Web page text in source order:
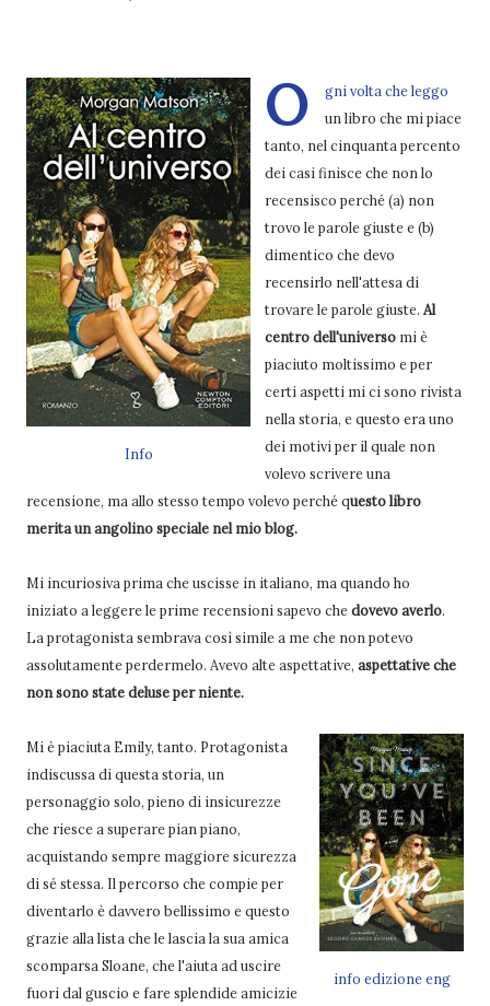
Info
O
gni volta che leggo
un libro che mi piace
tanto, nel cinquanta percento
dei casi finisce che non lo
recensisco perché (a) non
trovo le parole giuste e (b)
dimentico che devo
recensirlo nell'attesa di
trovare le parole giuste. Al
centro dell'universomi è
piaciuto moltissimo e per
certi aspetti mi ci sono rivista
nella storia, e questo era uno
dei motivi per il quale non
volevo scrivere una
recensione, ma allo stesso tempo volevo perché questo libro
merita un angolino speciale nel mio blog.
Mi incuriosiva prima che uscisse in italiano, ma quando ho
iniziato a leggere le prime recensioni sapevo chedovevo averlo.
La protagonista sembrava così simile a me che non potevo
assolutamente perdermelo. Avevo alte aspettative, aspettative che
non sono state deluse per niente.
info edizione eng
Mi è piaciuta Emily, tanto. Protagonista
indiscussa di questa storia, un
personaggio solo, pieno di insicurezze
che riesce a superare pian piano,
acquistando sempre maggiore sicurezza
di sé stessa. Il percorso che compie per
diventarlo è davvero bellissimo e questo
grazie alla lista che le lascia la sua amica
scomparsa Sloane, che l'aiuta ad uscire
fuori dal guscio e fare splendide amicizie